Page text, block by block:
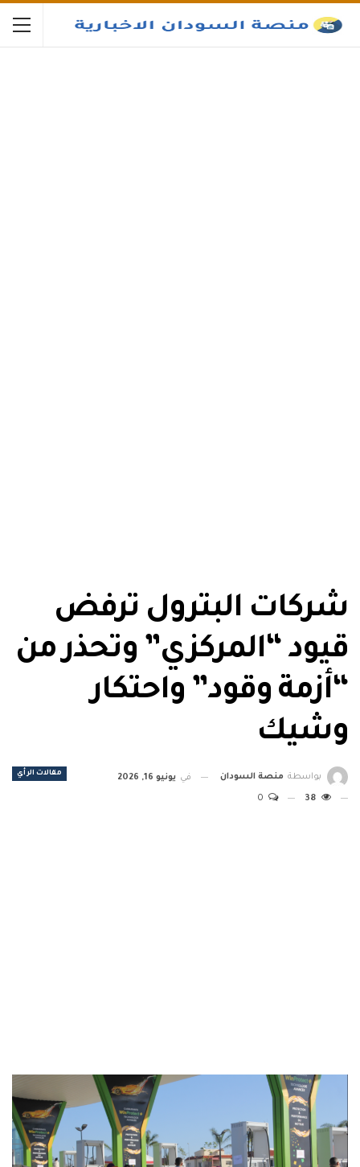
شركات البترول ترفض
قيود “المركزي” وتحذر من
“أزمة وقود” واحتكار
وشيك
مقالات الرأي بواسطة منصة السودان في يونيو 16, 2026
38